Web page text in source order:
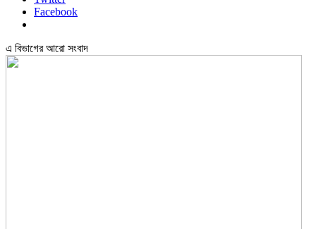
Facebook
এ বিভাগের আরো সংবাদ